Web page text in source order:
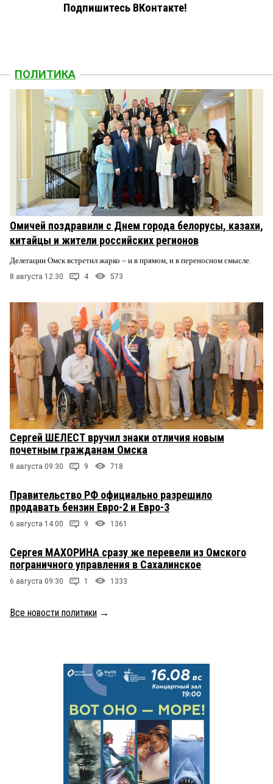
Подпишитесь ВКонтакте!
ПОЛИТИКА
Омичей поздравили с Днем города белорусы, казахи,
китайцы и жители российских регионов
Делегации Омск встретил жарко – и в прямом, и в переносном смысле.
8 августа 12:30 4 573
Сергей ШЕЛЕСТ вручил знаки отличия новым
почетным гражданам Омска
8 августа 09:30 9 718
Правительство РФ официально разрешило
продавать бензин Евро-2 и Евро-3
6 августа 14:00 9 1361
Сергея МАХОРИНА сразу же перевели из Омского
пограничного управления в Сахалинское
6 августа 09:30 1 1333
Все новости политики →